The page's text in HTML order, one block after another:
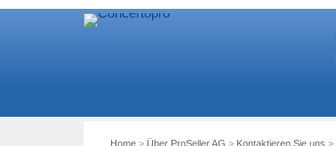
Home> Über ProSeller AG > Kontaktieren Sie uns >